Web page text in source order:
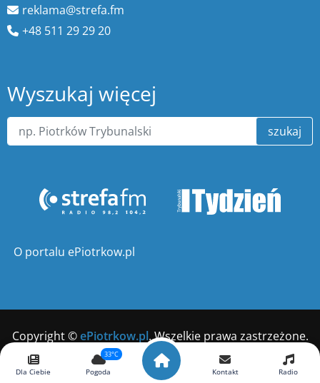
reklama@strefa.fm
+48 511 29 29 20
Wyszukaj więcej
szukaj
O portalu ePiotrkow.pl
Copyright ©ePiotrkow.pl. Wszelkie prawa zastrzeżone.
Wykonanie xnc.pl
Dla Ciebie
33°C
Pogoda Kontakt Radio